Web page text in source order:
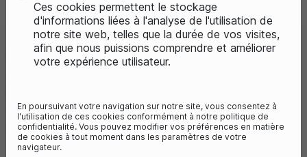
Ces cookies permettent le stockage
d'informations liées à l'analyse de l'utilisation de
notre site web, telles que la durée de vos visites,
afin que nous puissions comprendre et améliorer
votre expérience utilisateur.
En poursuivant votre navigation sur notre site, vous consentez à
l'utilisation de ces cookies conformément à notre politique de
confidentialité. Vous pouvez modifier vos préférences en matière
de cookies à tout moment dans les paramètres de votre
navigateur.
MUC-OFF KIT ESSENTIEL E-BIKE
(NETTOYAGE , PROTECTION &
Référence :MUNEEESK
59,95 €